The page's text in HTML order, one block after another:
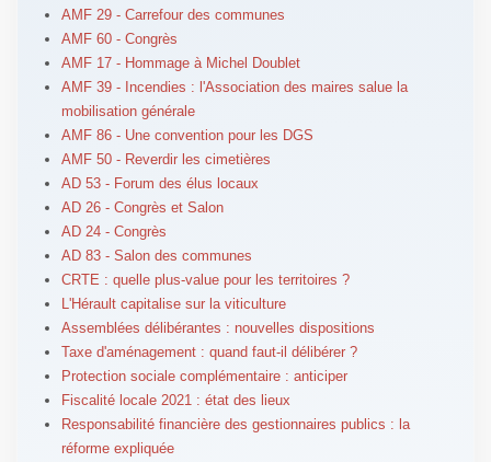
AMF 29 - Carrefour des communes
AMF 60 - Congrès
AMF 17 - Hommage à Michel Doublet
AMF 39 - Incendies : l'Association des maires salue la
mobilisation générale
AMF 86 - Une convention pour les DGS
AMF 50 - Reverdir les cimetières
AD 53 - Forum des élus locaux
AD 26 - Congrès et Salon
AD 24 - Congrès
AD 83 - Salon des communes
CRTE : quelle plus-value pour les territoires ?
L'Hérault capitalise sur la viticulture
Assemblées délibérantes : nouvelles dispositions
Taxe d'aménagement : quand faut-il délibérer ?
Protection sociale complémentaire : anticiper
Fiscalité locale 2021 : état des lieux
Responsabilité financière des gestionnaires publics : la
réforme expliquée